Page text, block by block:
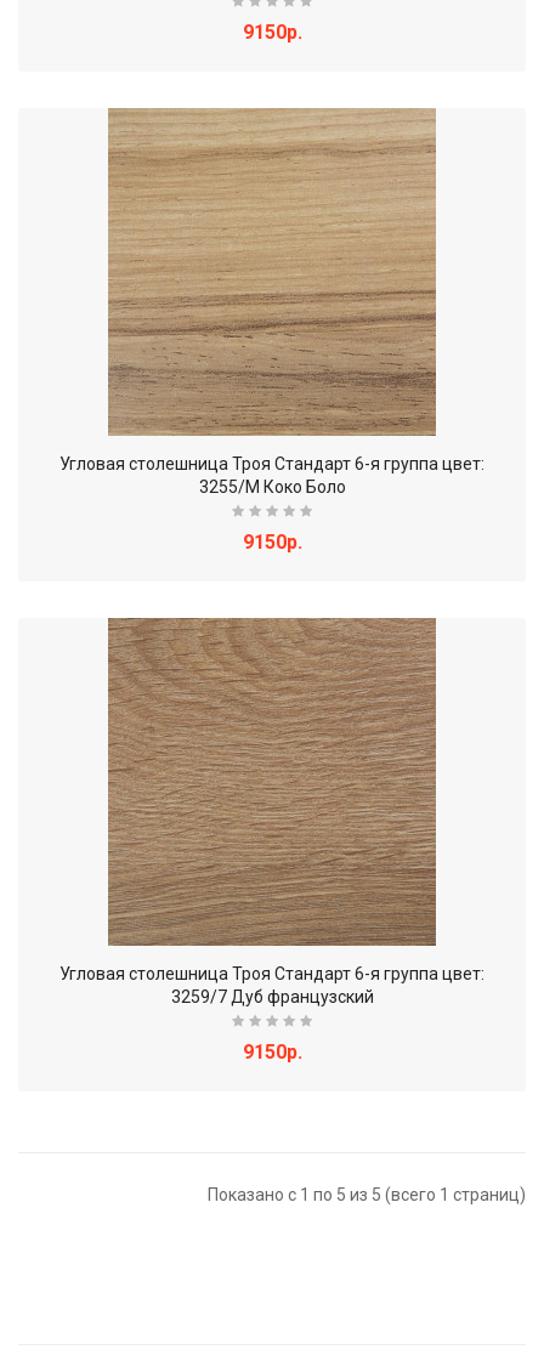
9150р.
Угловая столешница Троя Стандарт 6-я группа цвет:
3255/M Коко Боло
9150р.
Угловая столешница Троя Стандарт 6-я группа цвет:
3259/7 Дуб французский
9150р.
Показано с 1 по 5 из 5 (всего 1 страниц)